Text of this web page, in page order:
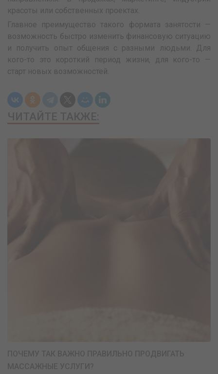
красоты или собственных проектах.
Главное преимущество такого формата занятости —
возможность быстро изменить финансовую ситуацию
и получить опыт общения с разными людьми. Для
кого-то это короткий период жизни, для кого-то —
старт новых возможностей.